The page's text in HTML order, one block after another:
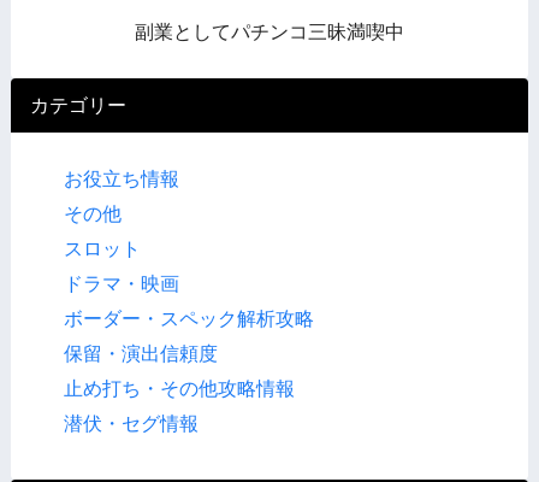
副業としてパチンコ三昧満喫中
カテゴリー
お役立ち情報
その他
スロット
ドラマ・映画
ボーダー・スペック解析攻略
保留・演出信頼度
止め打ち・その他攻略情報
潜伏・セグ情報